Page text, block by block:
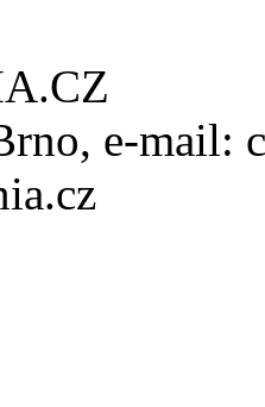
e-mail: